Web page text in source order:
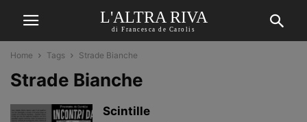
L'ALTRA RIVA
di Francesca de Carolis
Home Tags Strade Bianche
Strade Bianche
Scintille